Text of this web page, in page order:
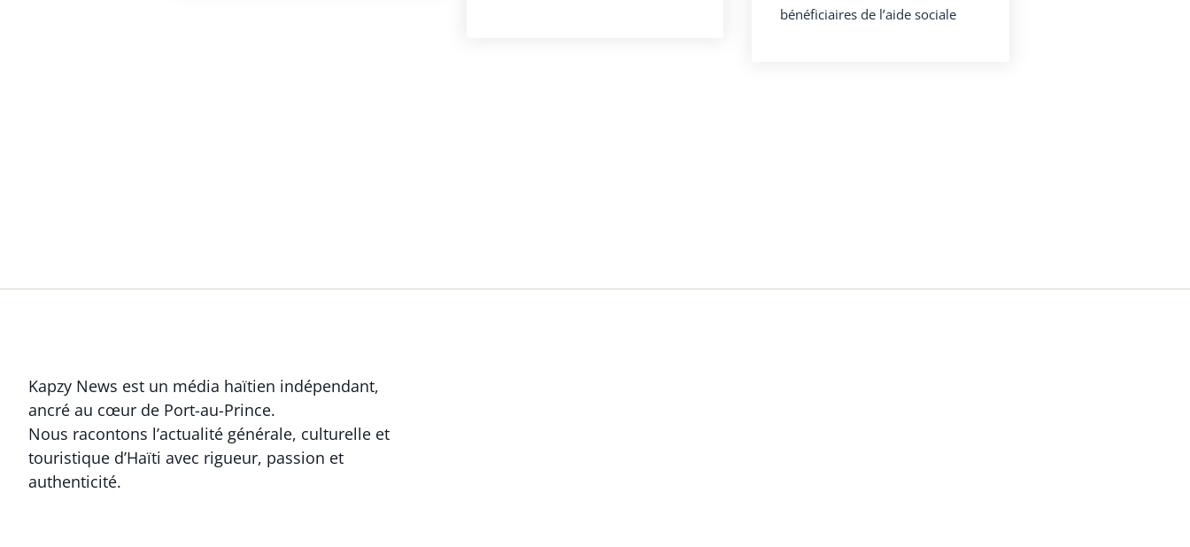
bénéficiaires de l’aide sociale
Kapzy News est un média haïtien indépendant,
ancré au cœur de Port-au-Prince.
Nous racontons l’actualité générale, culturelle et
touristique d’Haïti avec rigueur, passion et
authenticité.